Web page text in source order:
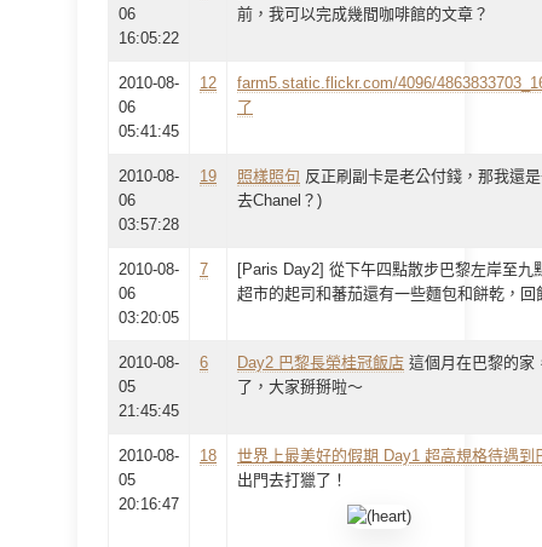
06
16:05:22
前，我可以完成幾間咖啡館的文章？
2010-08-
06
05:41:45
12
farm5.static.flickr.com/4096/
了
2010-08-
06
03:57:28
19 照樣照句 反正刷副卡是老公付錢，那我還
去Chanel？)
2010-08-
06
03:20:05
7
[Paris Day2] 從下午四點散步巴黎左岸至九
超市的起司和蕃茄還有一些麵包和餅乾，回
2010-08-
05
21:45:45
6 Day2 巴黎長榮桂冠飯店 這個月在巴黎的家
了，大家掰掰啦～
2010-08-
05
20:16:47
18
世界上最美好的假期 Day1 超高規格待遇到
出門去打獵了！